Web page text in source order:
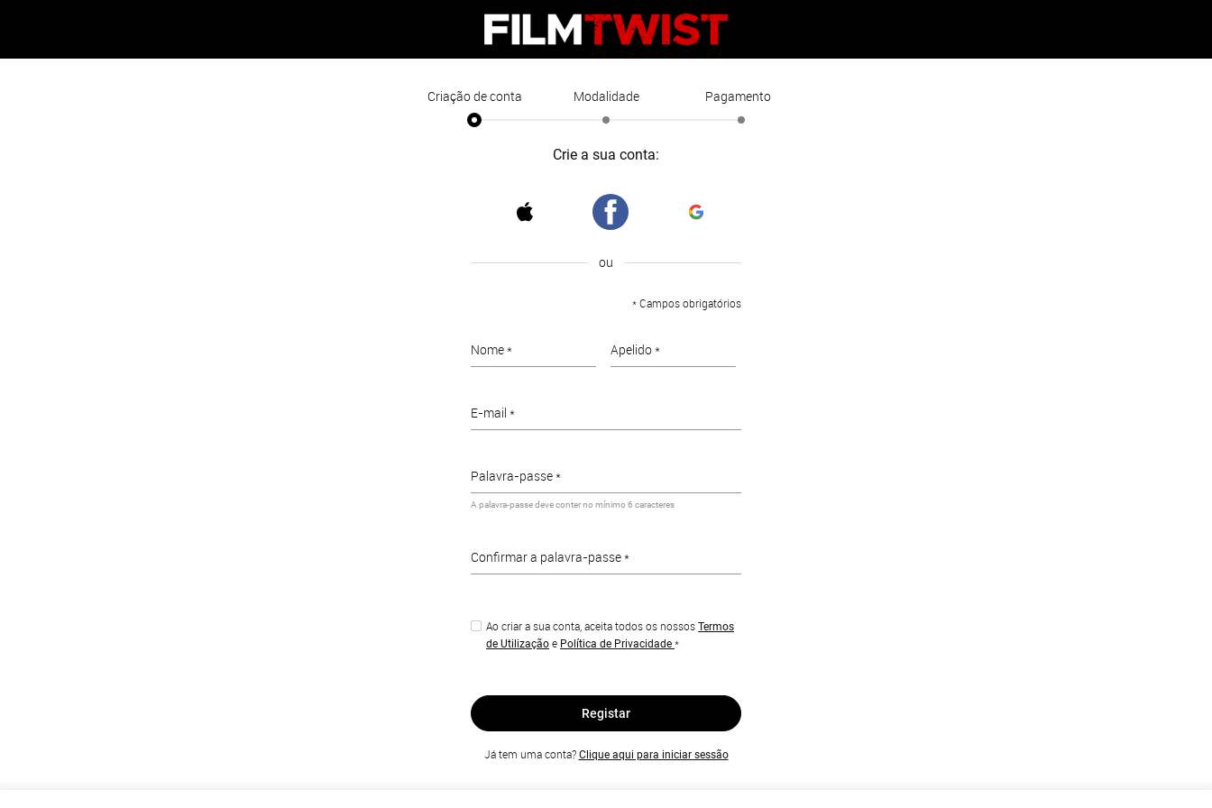
Criação de conta Modalidade Pagamento
Crie a sua conta:
ou
* Campos obrigatórios
Nome * Apelido *
E-mail *
Palavra-passe *
A palavra-passe deve conter no mínimo 6 caracteres
Confirmar a palavra-passe *
Ao criar a sua conta, aceita todos os nossos Termos
de Utilização e Política de Privacidade *
Registar
Já tem uma conta? Clique aqui para iniciar sessão